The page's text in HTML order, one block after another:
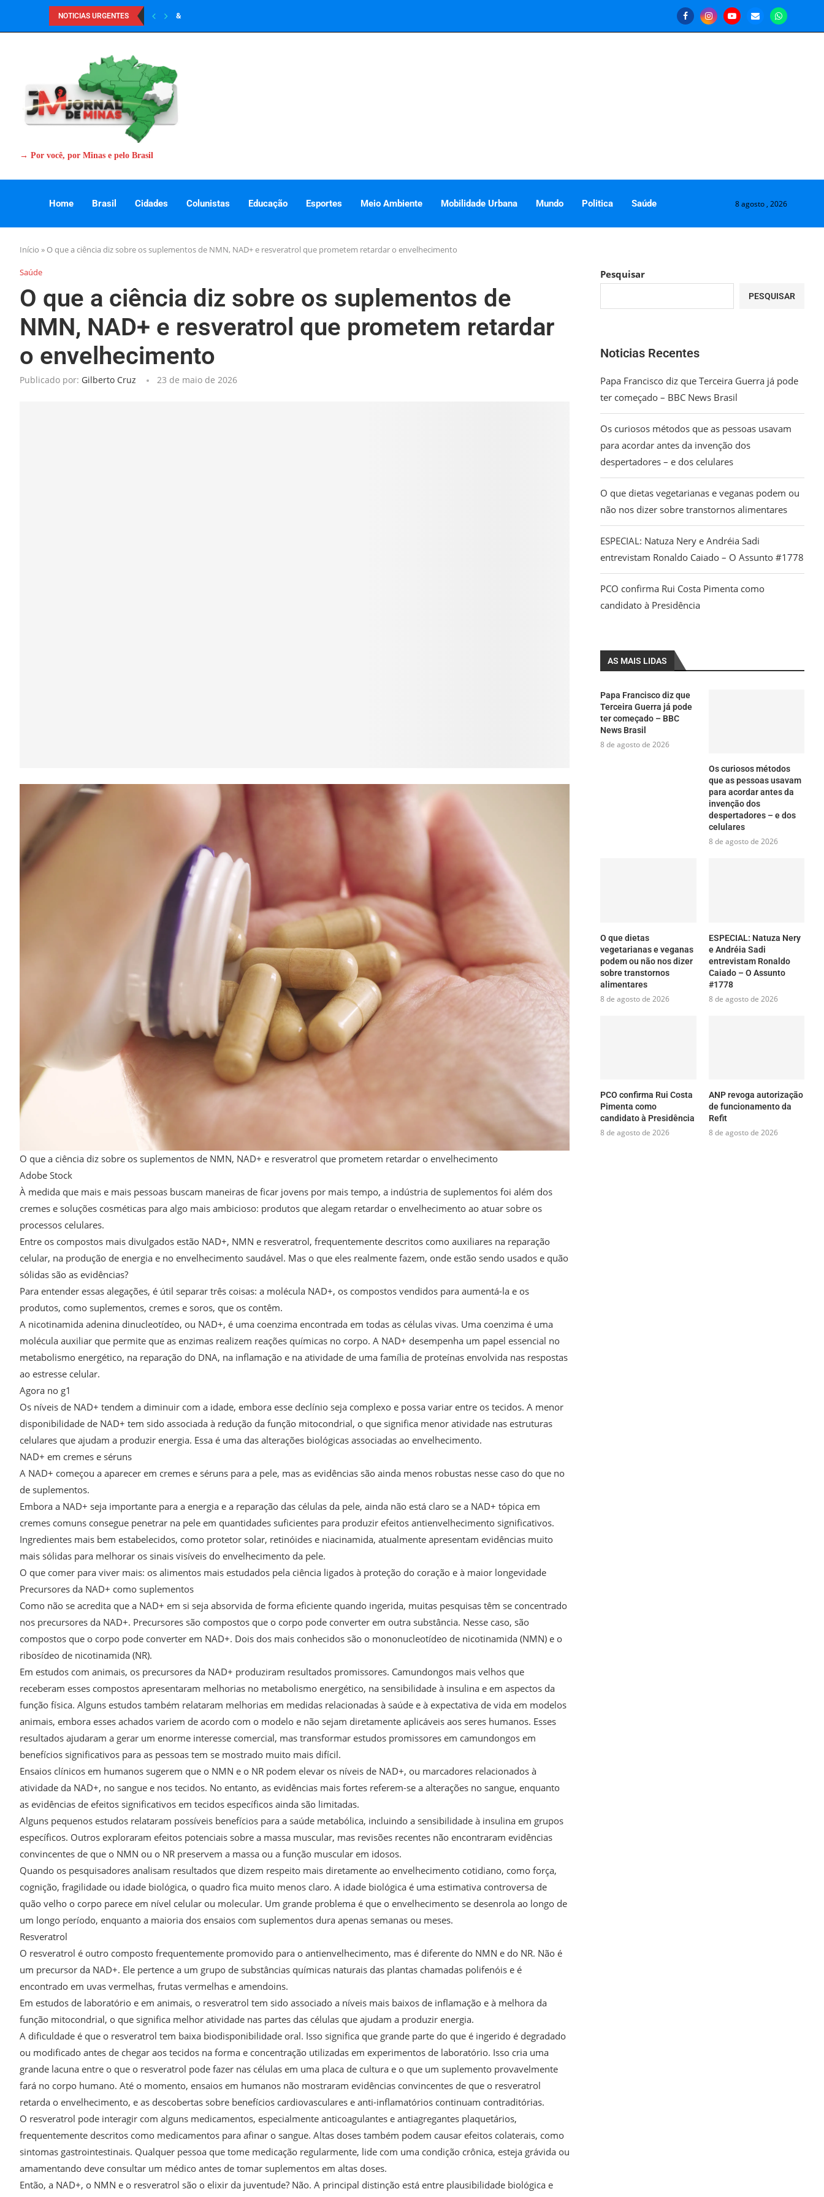
NOTICIAS URGENTES &
→ Por você, por Minas e pelo Brasil
Home Brasil Cidades Colunistas Educação Esportes Meio Ambiente Mobilidade Urbana Mundo Politica Saúde 8 agosto , 2026
Início » O que a ciência diz sobre os suplementos de NMN, NAD+ e resveratrol que prometem retardar o envelhecimento
Saúde
O que a ciência diz sobre os suplementos de
NMN, NAD+ e resveratrol que prometem retardar
o envelhecimento
Publicado por: Gilberto Cruz 23 de maio de 2026
O que a ciência diz sobre os suplementos de NMN, NAD+ e resveratrol que prometem retardar o envelhecimento
Adobe Stock
À medida que mais e mais pessoas buscam maneiras de ficar jovens por mais tempo, a indústria de suplementos foi além dos
cremes e soluções cosméticas para algo mais ambicioso: produtos que alegam retardar o envelhecimento ao atuar sobre os
processos celulares.
Entre os compostos mais divulgados estão NAD+, NMN e resveratrol, frequentemente descritos como auxiliares na reparação
celular, na produção de energia e no envelhecimento saudável. Mas o que eles realmente fazem, onde estão sendo usados e quão
sólidas são as evidências?
Para entender essas alegações, é útil separar três coisas: a molécula NAD+, os compostos vendidos para aumentá-la e os
produtos, como suplementos, cremes e soros, que os contêm.
A nicotinamida adenina dinucleotídeo, ou NAD+, é uma coenzima encontrada em todas as células vivas. Uma coenzima é uma
molécula auxiliar que permite que as enzimas realizem reações químicas no corpo. A NAD+ desempenha um papel essencial no
metabolismo energético, na reparação do DNA, na inflamação e na atividade de uma família de proteínas envolvida nas respostas
ao estresse celular.
Agora no g1
Os níveis de NAD+ tendem a diminuir com a idade, embora esse declínio seja complexo e possa variar entre os tecidos. A menor
disponibilidade de NAD+ tem sido associada à redução da função mitocondrial, o que significa menor atividade nas estruturas
celulares que ajudam a produzir energia. Essa é uma das alterações biológicas associadas ao envelhecimento.
NAD+ em cremes e séruns
A NAD+ começou a aparecer em cremes e séruns para a pele, mas as evidências são ainda menos robustas nesse caso do que no
de suplementos.
Embora a NAD+ seja importante para a energia e a reparação das células da pele, ainda não está claro se a NAD+ tópica em
cremes comuns consegue penetrar na pele em quantidades suficientes para produzir efeitos antienvelhecimento significativos.
Ingredientes mais bem estabelecidos, como protetor solar, retinóides e niacinamida, atualmente apresentam evidências muito
mais sólidas para melhorar os sinais visíveis do envelhecimento da pele.
O que comer para viver mais: os alimentos mais estudados pela ciência ligados à proteção do coração e à maior longevidade
Precursores da NAD+ como suplementos
Como não se acredita que a NAD+ em si seja absorvida de forma eficiente quando ingerida, muitas pesquisas têm se concentrado
nos precursores da NAD+. Precursores são compostos que o corpo pode converter em outra substância. Nesse caso, são
compostos que o corpo pode converter em NAD+. Dois dos mais conhecidos são o mononucleotídeo de nicotinamida (NMN) e o
ribosídeo de nicotinamida (NR).
Em estudos com animais, os precursores da NAD+ produziram resultados promissores. Camundongos mais velhos que
receberam esses compostos apresentaram melhorias no metabolismo energético, na sensibilidade à insulina e em aspectos da
função física. Alguns estudos também relataram melhorias em medidas relacionadas à saúde e à expectativa de vida em modelos
animais, embora esses achados variem de acordo com o modelo e não sejam diretamente aplicáveis aos seres humanos. Esses
resultados ajudaram a gerar um enorme interesse comercial, mas transformar estudos promissores em camundongos em
benefícios significativos para as pessoas tem se mostrado muito mais difícil.
Ensaios clínicos em humanos sugerem que o NMN e o NR podem elevar os níveis de NAD+, ou marcadores relacionados à
atividade da NAD+, no sangue e nos tecidos. No entanto, as evidências mais fortes referem-se a alterações no sangue, enquanto
as evidências de efeitos significativos em tecidos específicos ainda são limitadas.
Alguns pequenos estudos relataram possíveis benefícios para a saúde metabólica, incluindo a sensibilidade à insulina em grupos
específicos. Outros exploraram efeitos potenciais sobre a massa muscular, mas revisões recentes não encontraram evidências
convincentes de que o NMN ou o NR preservem a massa ou a função muscular em idosos.
Quando os pesquisadores analisam resultados que dizem respeito mais diretamente ao envelhecimento cotidiano, como força,
cognição, fragilidade ou idade biológica, o quadro fica muito menos claro. A idade biológica é uma estimativa controversa de
quão velho o corpo parece em nível celular ou molecular. Um grande problema é que o envelhecimento se desenrola ao longo de
um longo período, enquanto a maioria dos ensaios com suplementos dura apenas semanas ou meses.
Resveratrol
O resveratrol é outro composto frequentemente promovido para o antienvelhecimento, mas é diferente do NMN e do NR. Não é
um precursor da NAD+. Ele pertence a um grupo de substâncias químicas naturais das plantas chamadas polifenóis e é
encontrado em uvas vermelhas, frutas vermelhas e amendoins.
Em estudos de laboratório e em animais, o resveratrol tem sido associado a níveis mais baixos de inflamação e à melhora da
função mitocondrial, o que significa melhor atividade nas partes das células que ajudam a produzir energia.
A dificuldade é que o resveratrol tem baixa biodisponibilidade oral. Isso significa que grande parte do que é ingerido é degradado
ou modificado antes de chegar aos tecidos na forma e concentração utilizadas em experimentos de laboratório. Isso cria uma
grande lacuna entre o que o resveratrol pode fazer nas células em uma placa de cultura e o que um suplemento provavelmente
fará no corpo humano. Até o momento, ensaios em humanos não mostraram evidências convincentes de que o resveratrol
retarda o envelhecimento, e as descobertas sobre benefícios cardiovasculares e anti-inflamatórios continuam contraditórias.
O resveratrol pode interagir com alguns medicamentos, especialmente anticoagulantes e antiagregantes plaquetários,
frequentemente descritos como medicamentos para afinar o sangue. Altas doses também podem causar efeitos colaterais, como
sintomas gastrointestinais. Qualquer pessoa que tome medicação regularmente, lide com uma condição crônica, esteja grávida ou
amamentando deve consultar um médico antes de tomar suplementos em altas doses.
Então, a NAD+, o NMN e o resveratrol são o elixir da juventude? Não. A principal distinção está entre plausibilidade biológica e
Pesquisar
PESQUISAR
Noticias Recentes
Papa Francisco diz que Terceira Guerra já pode
ter começado – BBC News Brasil
Os curiosos métodos que as pessoas usavam
para acordar antes da invenção dos
despertadores – e dos celulares
O que dietas vegetarianas e veganas podem ou
não nos dizer sobre transtornos alimentares
ESPECIAL: Natuza Nery e Andréia Sadi
entrevistam Ronaldo Caiado – O Assunto #1778
PCO confirma Rui Costa Pimenta como
candidato à Presidência
AS MAIS LIDAS
Papa Francisco diz que
Terceira Guerra já pode
ter começado – BBC
News Brasil
8 de agosto de 2026
Os curiosos métodos
que as pessoas usavam
para acordar antes da
invenção dos
despertadores – e dos
celulares
8 de agosto de 2026
O que dietas
vegetarianas e veganas
podem ou não nos dizer
sobre transtornos
alimentares
8 de agosto de 2026
ESPECIAL: Natuza Nery
e Andréia Sadi
entrevistam Ronaldo
Caiado – O Assunto
#1778
8 de agosto de 2026
PCO confirma Rui Costa
Pimenta como
candidato à Presidência
8 de agosto de 2026
ANP revoga autorização
de funcionamento da
Refit
8 de agosto de 2026